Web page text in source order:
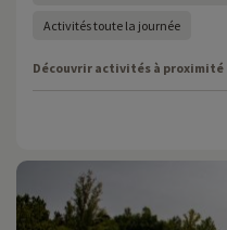
Activités toute la journée
Découvrir activités à proximité